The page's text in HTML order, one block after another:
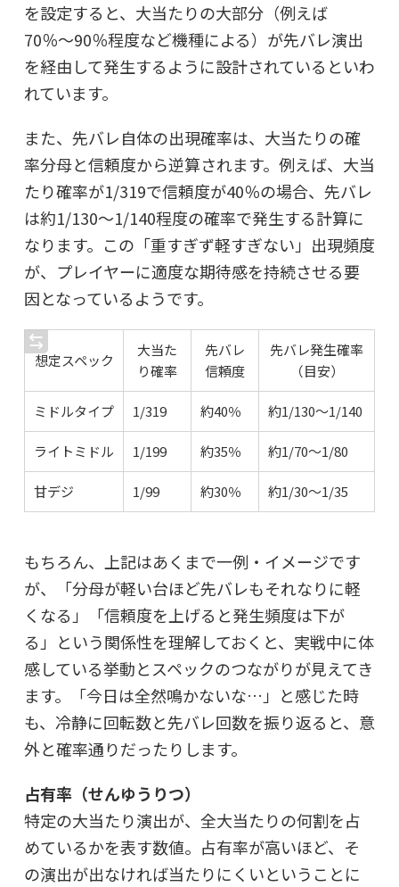
を設定すると、大当たりの大部分（例えば
70％〜90％程度など機種による）が先バレ演出
を経由して発生するように設計されているといわ
れています。
また、先バレ自体の出現確率は、大当たりの確
率分母と信頼度から逆算されます。例えば、大当
たり確率が1/319で信頼度が40％の場合、先バレ
は約1/130〜1/140程度の確率で発生する計算に
なります。この「重すぎず軽すぎない」出現頻度
が、プレイヤーに適度な期待感を持続させる要
因となっているようです。
想定スペック
大当た
り確率
先バレ
信頼度
先バレ発生確率
（目安）
ミドルタイプ 1/319 約40％ 約1/130〜1/140
ライトミドル 1/199 約35％ 約1/70〜1/80
甘デジ 1/99 約30％ 約1/30〜1/35
もちろん、上記はあくまで一例・イメージです
が、「分母が軽い台ほど先バレもそれなりに軽
くなる」「信頼度を上げると発生頻度は下が
る」という関係性を理解しておくと、実戦中に体
感している挙動とスペックのつながりが見えてき
ます。「今日は全然鳴かないな…」と感じた時
も、冷静に回転数と先バレ回数を振り返ると、意
外と確率通りだったりします。
占有率（せんゆうりつ）
特定の大当たり演出が、全大当たりの何割を占
めているかを表す数値。占有率が高いほど、そ
の演出が出なければ当たりにくいということに